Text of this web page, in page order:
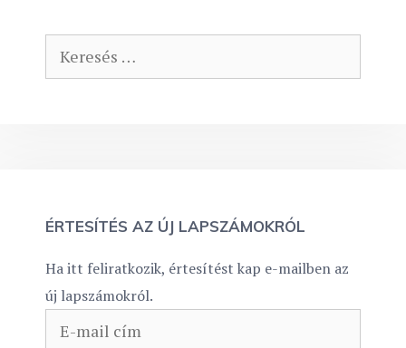
Keresés:
ÉRTESÍTÉS AZ ÚJ LAPSZÁMOKRÓL
Ha itt feliratkozik, értesítést kap e-mailben az
új lapszámokról.